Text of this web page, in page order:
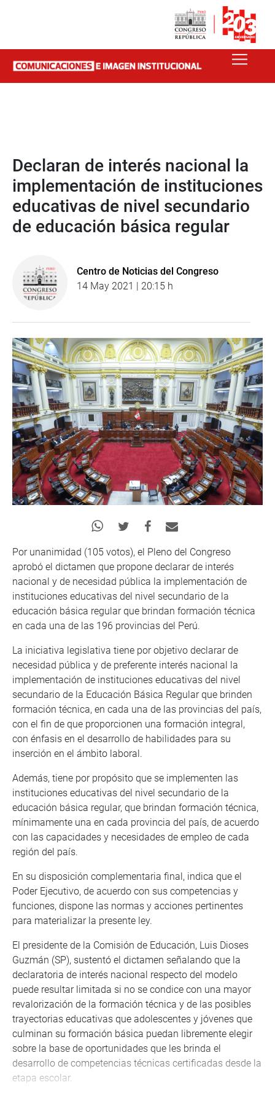
Declaran de interés nacional la
implementación de instituciones
educativas de nivel secundario
de educación básica regular
Centro de Noticias del Congreso
14 May 2021 | 20:15 h
Por unanimidad (105 votos), el Pleno del Congreso
aprobó el dictamen que propone declarar de interés
nacional y de necesidad pública la implementación de
instituciones educativas del nivel secundario de la
educación básica regular que brindan formación técnica
en cada una de las 196 provincias del Perú.
La iniciativa legislativa tiene por objetivo declarar de
necesidad pública y de preferente interés nacional la
implementación de instituciones educativas del nivel
secundario de la Educación Básica Regular que brinden
formación técnica, en cada una de las provincias del país,
con el fin de que proporcionen una formación integral,
con énfasis en el desarrollo de habilidades para su
inserción en el ámbito laboral.
Además, tiene por propósito que se implementen las
instituciones educativas del nivel secundario de la
educación básica regular, que brindan formación técnica,
mínimamente una en cada provincia del país, de acuerdo
con las capacidades y necesidades de empleo de cada
región del país.
En su disposición complementaria final, indica que el
Poder Ejecutivo, de acuerdo con sus competencias y
funciones, dispone las normas y acciones pertinentes
para materializar la presente ley.
El presidente de la Comisión de Educación, Luis Dioses
Guzmán (SP), sustentó el dictamen señalando que la
declaratoria de interés nacional respecto del modelo
puede resultar limitada si no se condice con una mayor
revalorización de la formación técnica y de las posibles
trayectorias educativas que adolescentes y jóvenes que
culminan su formación básica puedan libremente elegir
sobre la base de oportunidades que les brinda el
desarrollo de competencias técnicas certificadas desde la
etapa escolar.